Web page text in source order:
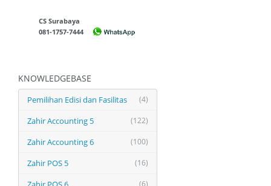
CS Surabaya
081-1757-7444
KNOWLEDGEBASE
(4)
Pemilihan Edisi dan Fasilitas
(122)
Zahir Accounting 5
(100)
Zahir Accounting 6
(16)
Zahir POS 5
(6)